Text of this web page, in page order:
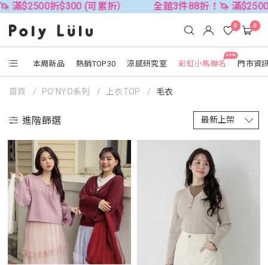
$2500折$300 (可累折） 全館3件88折！🦄 滿$2500
本周新品 熱銷TOP30 涼感研究室
NEW
彩虹小馬聯名 門市資
0 0
首頁 PO’NYO系列 上衣TOP 毛衣
進階篩選